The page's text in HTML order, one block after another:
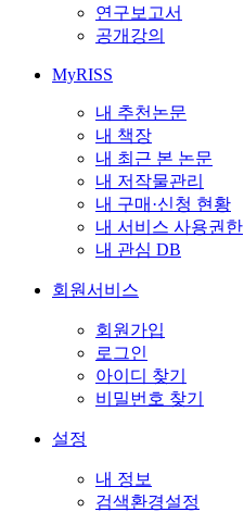
연구보고서
공개강의
MyRISS
내 추천논문
내 책장
내 최근 본 논문
내 저작물관리
내 구매·신청 현황
내 서비스 사용권한
내 관심 DB
회원서비스
회원가입
로그인
아이디 찾기
비밀번호 찾기
설정
내 정보
검색환경설정